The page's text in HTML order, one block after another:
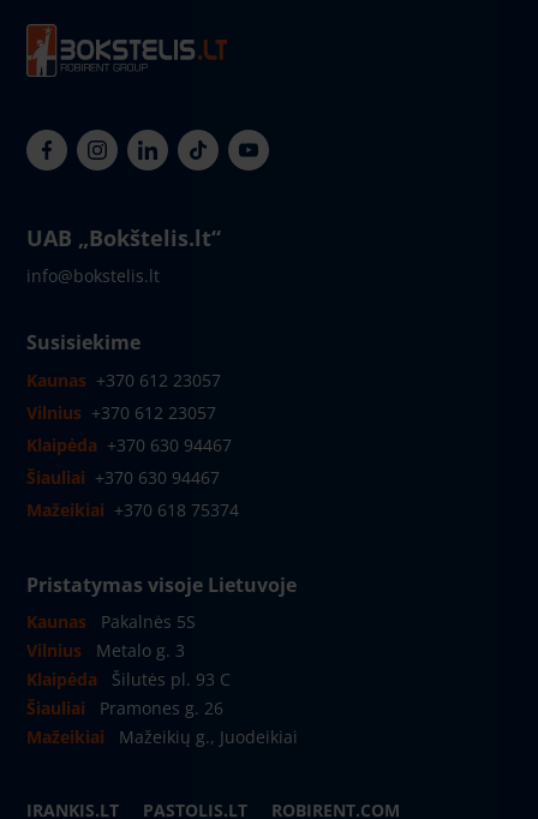
UAB „Bokštelis.lt“
info@bokstelis.lt
Susisiekime
Kaunas +370 612 23057
Vilnius +370 612 23057
Klaipėda +370 630 94467
Šiauliai +370 630 94467
Mažeikiai +370 618 75374
Pristatymas visoje Lietuvoje
Kaunas
Pakalnės 5S
Vilnius
Metalo g. 3
Klaipėda
Šilutės pl. 93 C
Šiauliai
Pramones g. 26
Mažeikiai
Mažeikių g., Juodeikiai
IRANKIS.LT PASTOLIS.LT ROBIRENT.COM